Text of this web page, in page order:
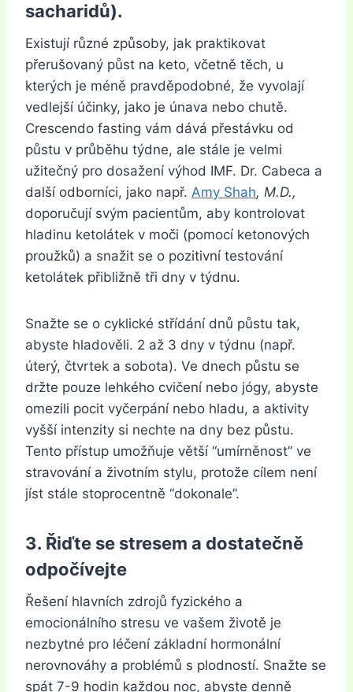
sacharidů).
Existují různé způsoby, jak praktikovat
přerušovaný půst na keto, včetně těch, u
kterých je méně pravděpodobné, že vyvolají
vedlejší účinky, jako je únava nebo chutě.
Crescendo fasting vám dává přestávku od
půstu v průběhu týdne, ale stále je velmi
užitečný pro dosažení výhod IMF. Dr. Cabeca a
další odborníci, jako např. Amy Shah, M.D.,
doporučují svým pacientům, aby kontrolovat
hladinu ketolátek v moči (pomocí ketonových
proužků) a snažit se o pozitivní testování
ketolátek přibližně tři dny v týdnu.
Snažte se o cyklické střídání dnů půstu tak,
abyste hladověli. 2 až 3 dny v týdnu (např.
úterý, čtvrtek a sobota). Ve dnech půstu se
držte pouze lehkého cvičení nebo jógy, abyste
omezili pocit vyčerpání nebo hladu, a aktivity
vyšší intenzity si nechte na dny bez půstu.
Tento přístup umožňuje větší “umírněnost” ve
stravování a životním stylu, protože cílem není
jíst stále stoprocentně “dokonale”.
3. Řiďte se stresem a dostatečně
odpočívejte
Řešení hlavních zdrojů fyzického a
emocionálního stresu ve vašem životě je
nezbytné pro léčení základní hormonální
nerovnováhy a problémů s plodností. Snažte se
spát 7-9 hodin každou noc, abyste denně